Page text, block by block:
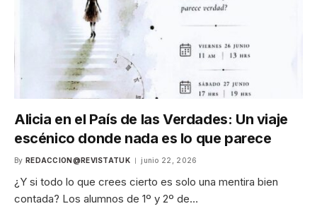
Alicia en el País de las Verdades: Un viaje
escénico donde nada es lo que parece
By REDACCION@REVISTATUK junio 22, 2026
¿Y si todo lo que crees cierto es solo una mentira bien
contada? Los alumnos de 1º y 2º de…